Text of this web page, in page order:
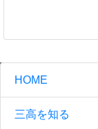
HOME
三高を知る